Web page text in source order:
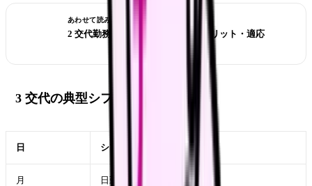
あわせて読みたい
2 交代勤務の全貌｜メリット・デメリット・適応
3 交代の典型シフト
日 シフト
月 日勤